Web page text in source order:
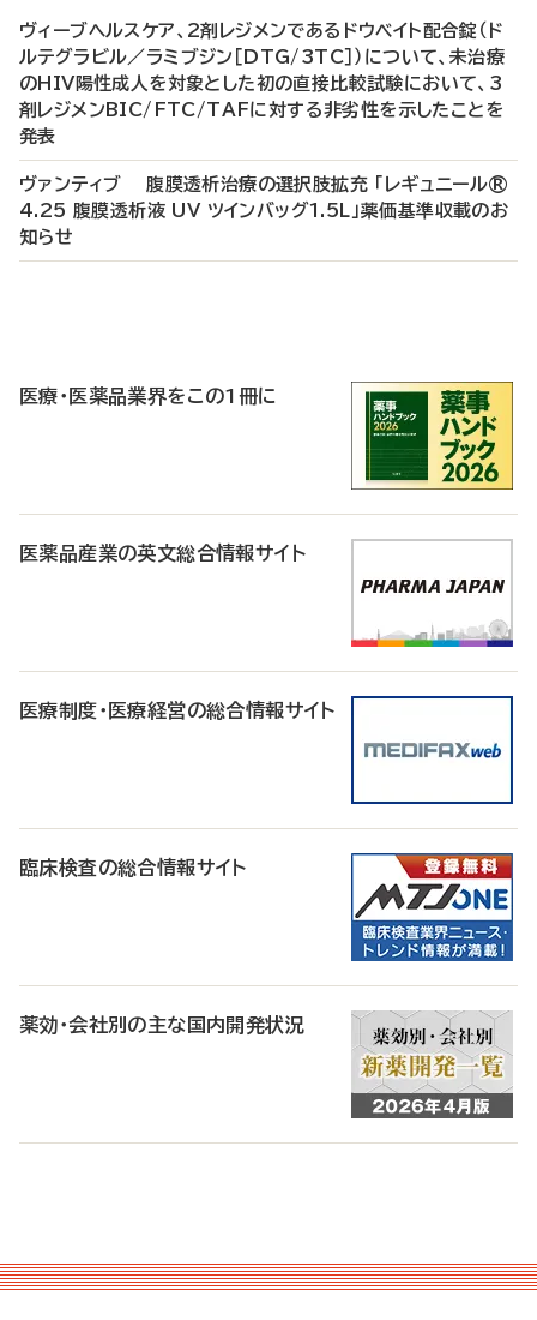
ヴィーブヘルスケア、2剤レジメンであるドウベイト配合錠（ド
ルテグラビル／ラミブジン［DTG/3TC］）について、未治療
のHIV陽性成人を対象とした初の直接比較試験において、3
剤レジメンBIC/FTC/TAFに対する非劣性を示したことを
発表
ヴァンティブ 腹膜透析治療の選択肢拡充 「レギュニール®
4.25 腹膜透析液 UV ツインバッグ1.5L」薬価基準収載のお
知らせ
医療・医薬品業界をこの1冊に
医薬品産業の英文総合情報サイト
医療制度・医療経営の総合情報サイト
臨床検査の総合情報サイト
薬効・会社別の主な国内開発状況